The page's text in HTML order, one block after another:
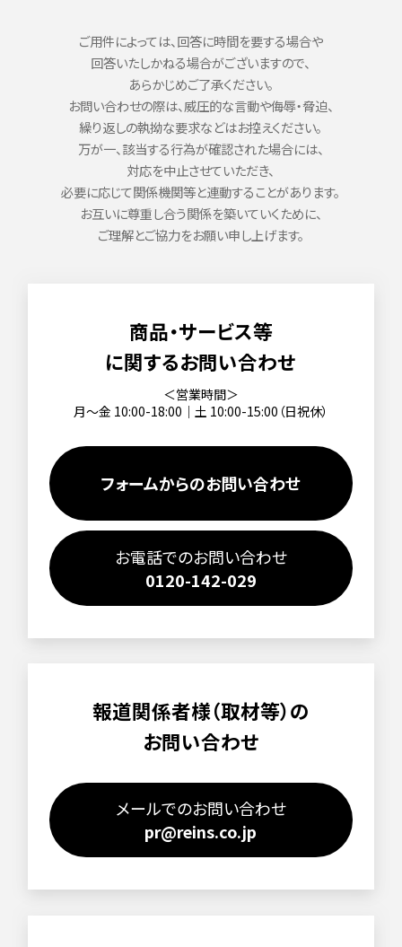
加盟についてのお問い合わせ
サイトのご利用について
プライバシーポリシー
ソーシャルメディアポリシー
English
ご用件によっては、回答に時間を要する場合や
回答いたしかねる場合がございますので、
あらかじめご了承ください。
お問い合わせの際は、威圧的な言動や侮辱・脅迫、
繰り返しの執拗な要求などはお控えください。
万が一、該当する行為が確認された場合には、
対応を中止させていただき、
必要に応じて関係機関等と連動することがあります。
お互いに尊重し合う関係を築いていくために、
ご理解とご協力をお願い申し上げます。
商品・サービス等
に関するお問い合わせ
＜営業時間＞
月～金 10:00-18:00｜土 10:00-15:00（日祝休）
フォームからのお問い合わせ
お電話でのお問い合わせ
0120-142-029
報道関係者様（取材等）の
お問い合わせ
メールでのお問い合わせ
pr@reins.co.jp